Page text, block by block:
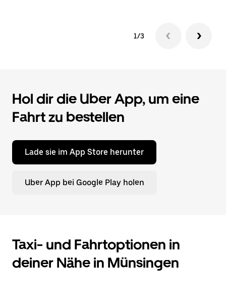
1/3
Hol dir die Uber App, um eine
Fahrt zu bestellen
Lade sie im App Store herunter
Uber App bei Google Play holen
Taxi- und Fahrtoptionen in
deiner Nähe in Münsingen